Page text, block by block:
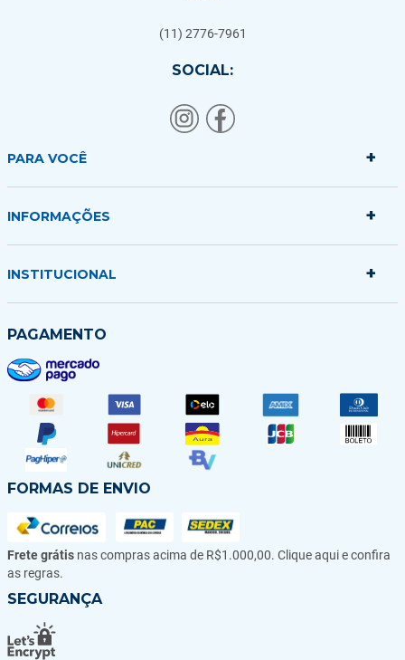
(11) 2776-7961
SOCIAL:
PARA VOCÊ +
Minha conta
INFORMAÇÕES +
Politica de Entrega
INSTITUCIONAL +
Quem somos
Blog
PAGAMENTO
FORMAS DE ENVIO
Frete grátis nas compras acima de R$1.000,00. Clique aqui e confira
as regras.
SEGURANÇA